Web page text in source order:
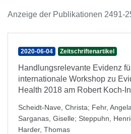
Anzeige der Publikationen 2491-
2020-06-04 Zeitschriftenartikel
Handlungsrelevante Evidenz
internationale Workshop zu
Health 2018 am Robert Koch-
Scheidt-Nave, Christa; Fehr, Angela
Sarganas, Giselle; Steppuhn,
Harder, Thomas